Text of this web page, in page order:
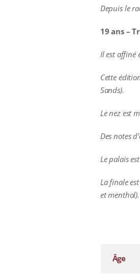
Depuis le
19 ans –
Il est affiné
Cette
Sands).
Le nez est
Des notes
Le palais
La finale
et menthol).
Âge